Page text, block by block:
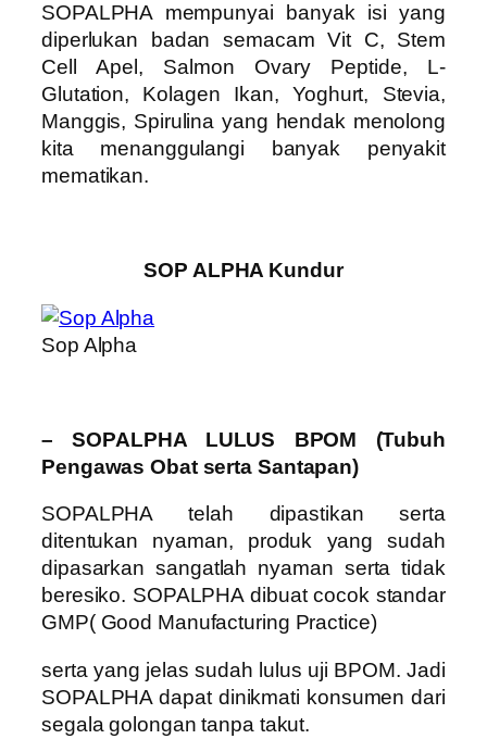
SOPALPHA mempunyai banyak isi yang
diperlukan badan semacam Vit C, Stem
Cell Apel, Salmon Ovary Peptide, L-
Glutation, Kolagen Ikan, Yoghurt, Stevia,
Manggis, Spirulina yang hendak menolong
kita menanggulangi banyak penyakit
mematikan.
SOP ALPHA Kundur
Sop Alpha
– SOPALPHA LULUS BPOM (Tubuh
Pengawas Obat serta Santapan)
SOPALPHA telah dipastikan serta
ditentukan nyaman, produk yang sudah
dipasarkan sangatlah nyaman serta tidak
beresiko. SOPALPHA dibuat cocok standar
GMP( Good Manufacturing Practice)
serta yang jelas sudah lulus uji BPOM. Jadi
SOPALPHA dapat dinikmati konsumen dari
segala golongan tanpa takut.